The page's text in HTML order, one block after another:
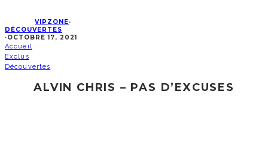
VIPZONE·
DÉCOUVERTES
·OCTOBRE 17, 2021
Accueil
Exclus
Découvertes
ALVIN CHRIS – PAS D’EXCUSES